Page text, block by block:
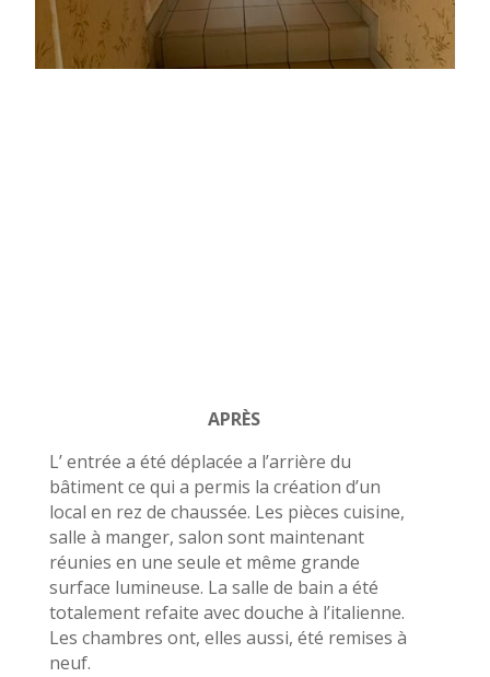
APRÈS
L’ entrée a été déplacée a l’arrière du
bâtiment ce qui a permis la création d’un
local en rez de chaussée. Les pièces cuisine,
salle à manger, salon sont maintenant
réunies en une seule et même grande
surface lumineuse. La salle de bain a été
totalement refaite avec douche à l’italienne.
Les chambres ont, elles aussi, été remises à
neuf.